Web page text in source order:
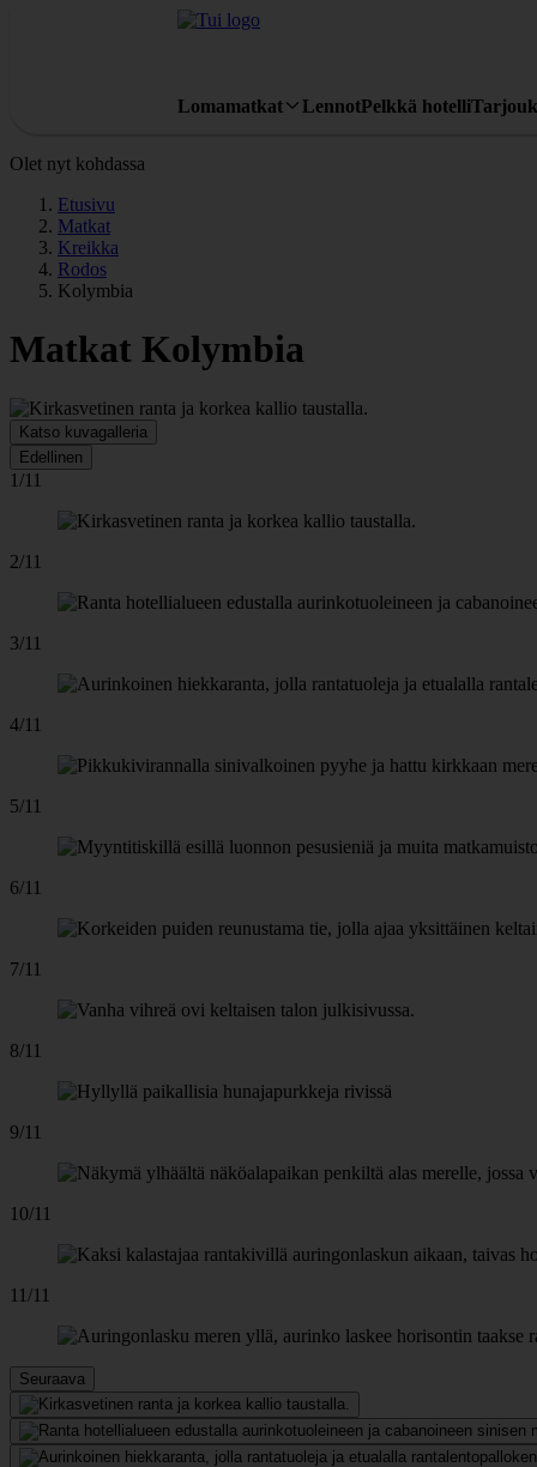
Lomamatkat LennotPelkkä hotelli
Olet nyt kohdassa
Etusivu
Matkat
Kreikka
Rodos
Kolymbia
Matkat Kolymbia
Katso kuvagalleria
Edellinen
1/11
2/11
3/11
4/11
5/11
6/11
7/11
8/11
9/11
10/11
11/11
Seuraava